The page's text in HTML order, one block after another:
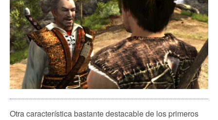
Otra característica bastante destacable de los primeros